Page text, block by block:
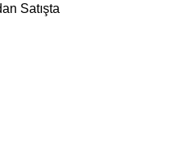
Satışta